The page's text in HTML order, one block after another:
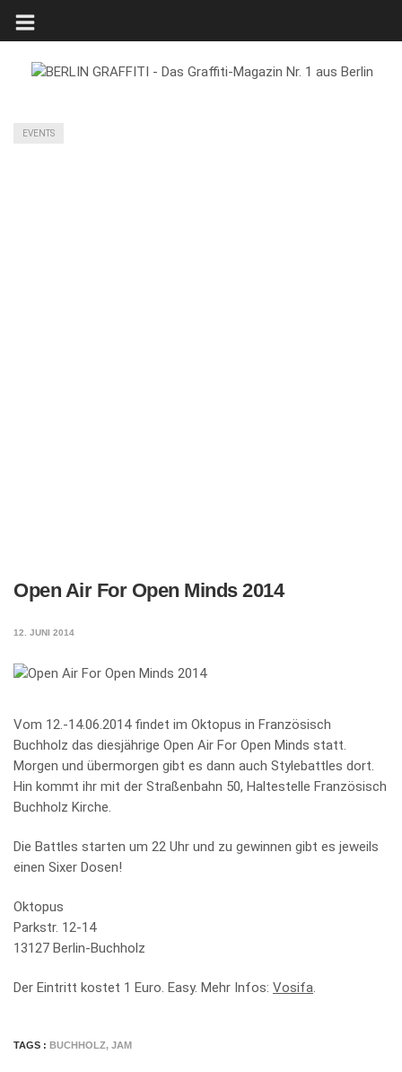
EVENTS
Open Air For Open Minds 2014
12. JUNI 2014
Vom 12.-14.06.2014 findet im Oktopus in Französisch
Buchholz das diesjährige Open Air For Open Minds statt.
Morgen und übermorgen gibt es dann auch Stylebattles dort.
Hin kommt ihr mit der Straßenbahn 50, Haltestelle Französisch
Buchholz Kirche.
Die Battles starten um 22 Uhr und zu gewinnen gibt es jeweils
einen Sixer Dosen!
Oktopus
Parkstr. 12-14
13127 Berlin-Buchholz
Der Eintritt kostet 1 Euro. Easy. Mehr Infos: Vosifa
TAGS : BUCHHOLZ, JAM